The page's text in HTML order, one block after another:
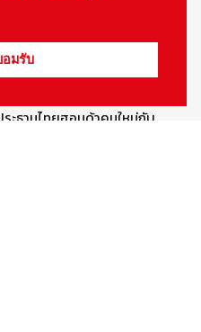
Privilege” สิทธิพิเศษสำหรับ
ธานไทยฮอนด้าคนใหม่กับ
อมรับ